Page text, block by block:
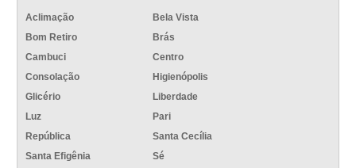
Aclimação
Bela Vista
Bom Retiro
Brás
Cambuci
Centro
Consolação
Higienópolis
Glicério
Liberdade
Luz
Pari
República
Santa Cecília
Santa Efigênia
Sé